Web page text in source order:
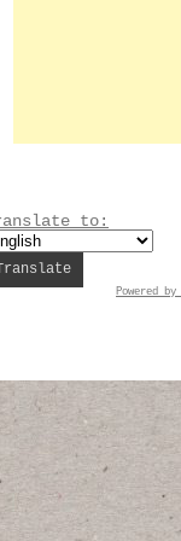
to:
Powered by